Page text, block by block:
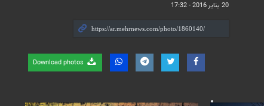
20 يناير 2016 - 17:32